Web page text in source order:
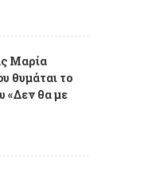
Μαρία
θυμάται το
«Δεν θα με